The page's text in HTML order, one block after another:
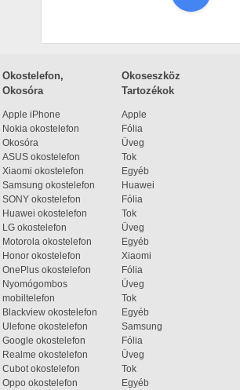
Okostelefon,
Okosóra
Apple iPhone
Nokia okostelefon
Okosóra
ASUS okostelefon
Xiaomi okostelefon
Samsung okostelefon
SONY okostelefon
Huawei okostelefon
LG okostelefon
Motorola okostelefon
Honor okostelefon
OnePlus okostelefon
Nyomógombos
mobiltelefon
Blackview okostelefon
Ulefone okostelefon
Google okostelefon
Realme okostelefon
Cubot okostelefon
Oppo okostelefon
Okoseszköz
Tartozékok
Apple
Fólia
Üveg
Tok
Egyéb
Huawei
Fólia
Tok
Üveg
Egyéb
Xiaomi
Fólia
Üveg
Tok
Egyéb
Samsung
Fólia
Üveg
Tok
Egyéb